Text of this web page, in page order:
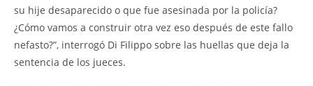
su hije desaparecido o que fue asesinada por la policía?
¿Cómo vamos a construir otra vez eso después de este fallo
nefasto?”, interrogó Di Filippo sobre las huellas que deja la
sentencia de los jueces.